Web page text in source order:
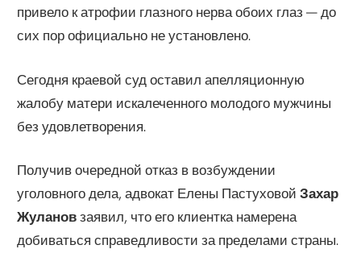
привело к атрофии глазного нерва обоих глаз — до
сих пор официально не установлено.
Сегодня краевой суд оставил апелляционную
жалобу матери искалеченного молодого мужчины
без удовлетворения.
Получив очередной отказ в возбуждении
уголовного дела, адвокат Елены ПастуховойЗахар
Жулановзаявил, что его клиентка намерена
добиваться справедливости за пределами страны.